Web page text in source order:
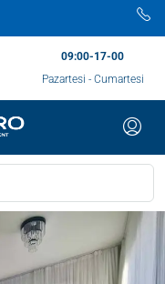
09:00-17-00
Pazartesi - Cumartesi